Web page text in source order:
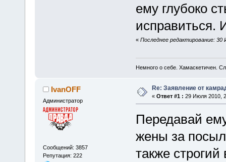
ему глубоко
« Последнее редактирование: 30
Немного о себе. Хамаскетичен.
IvanOFF
Администратор
Сообщений: 3857
Репутация: 222
Re: Заявление от
« Ответ #1 : 29 Июля 2010,
Передавай
жены за
также